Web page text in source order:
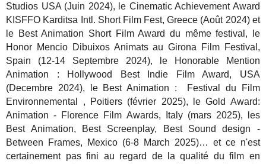
Studios USA (Juin 2024), le Cinematic Achievement Award
KISFFO Karditsa Intl. Short Film Fest, Greece (Août 2024) et
le Best Animation Short Film Award du même festival, le
Honor Mencio Dibuixos Animats au Girona Film Festival,
Spain (12-14 Septembre 2024), le Honorable Mention
Animation : Hollywood Best Indie Film Award, USA
(Decembre 2024), le Best Animation : Festival du Film
Environnemental , Poitiers (février 2025), le Gold Award:
Animation - Florence Film Awards, Italy (mars 2025), les
Best Animation, Best Screenplay, Best Sound design -
Between Frames, Mexico (6-8 March 2025)… et ce n'est
certainement pas fini au regard de la qualité du film en